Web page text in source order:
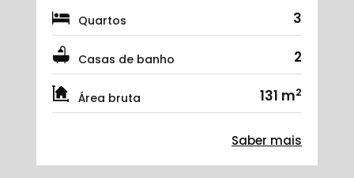
Quartos 3
Casas de banho 2
Área bruta 131 m2
Saber mais